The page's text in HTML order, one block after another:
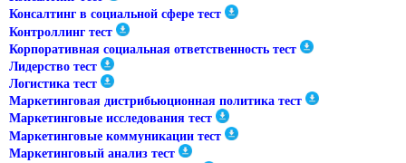
Консалтинг в социальной сфере тест
Контроллинг тест
Корпоративная социальная ответственность тест
Лидерство тест
Логистика тест
Маркетинговая дистрибьюционная политика тест
Маркетинговые исследования тест
Маркетинговые коммуникации тест
Маркетинговый анализ тест